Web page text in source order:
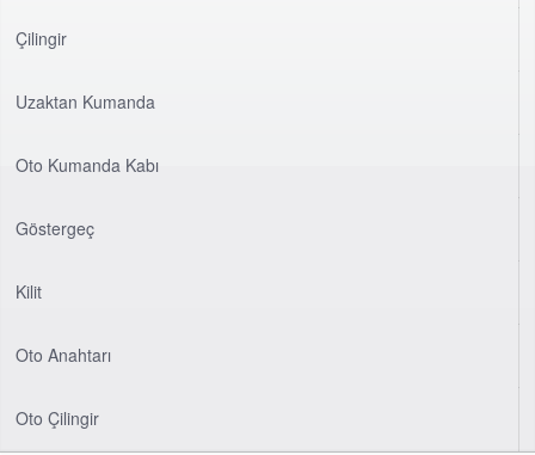
Çilingir
Uzaktan Kumanda
Oto Kumanda Kabı
Göstergeç
Kilit
Oto Anahtarı
Oto Çilingir